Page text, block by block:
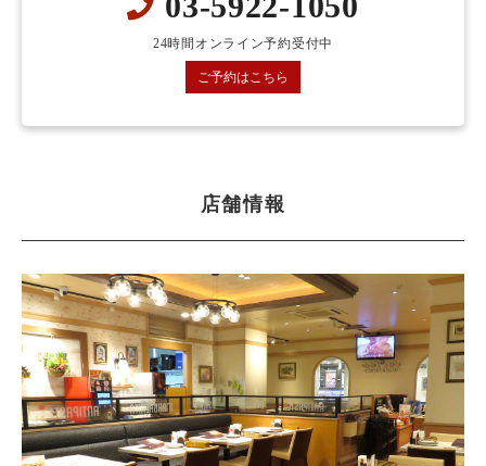
24時間オンライン予約受付中
ご予約はこちら
店舗情報